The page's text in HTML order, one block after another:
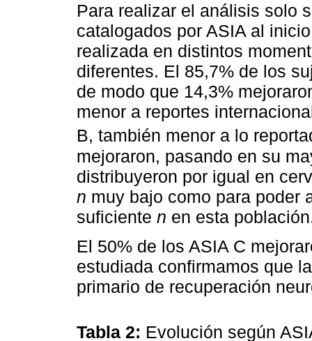
Para realizar el análisis solo
catalogados por ASIA al
realizada en distintos
diferentes. El 85,7% de los
de modo que 14,3%
menor a reportes
B, también menor a lo
mejoraron, pasando en su
distribuyeron por igual en
n muy bajo como para poder
suficiente n en esta
El 50% de los ASIA C
estudiada confirmamos que
primario de recuperación
Tabla 2: Evolución según